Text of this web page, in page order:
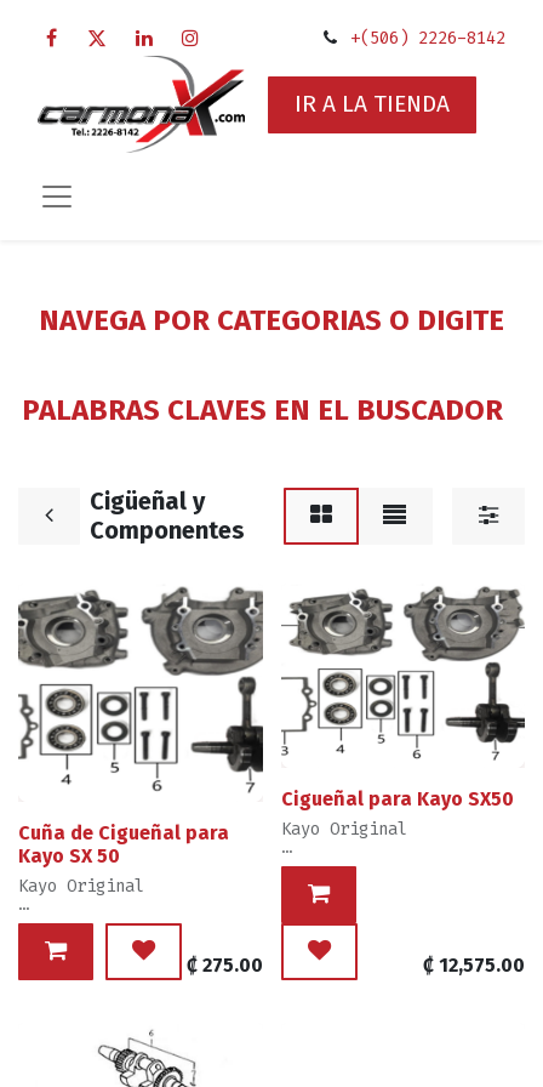
+(506) 2226-8142
IR A LA TIENDA
NAVEGA POR CATEGORIAS O DIGITE
PALABRAS CLAVES EN EL BUSCADOR
Cigüeñal y
Componentes
Cuña de Cigueñal para
Kayo SX 50
Kayo Original
Ventas por Unidad,
Elementos 8 del Dibujo
Nivel de Mecánica de
₡ 275.00
Cigueñal para Kayo SX50
Kayo Original
Ventas por Unidad, Item 7
del Grafico
Nivel de Mecánica para
Reemplazo: Experto
₡ 12,575.00